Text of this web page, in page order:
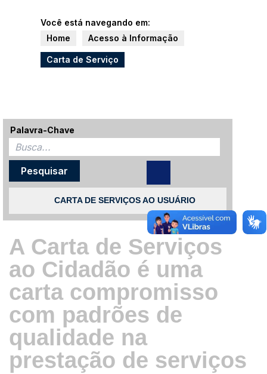
Você está navegando em:
Home
Acesso à Informação
Carta de Serviço
Palavra-Chave
CARTA DE SERVIÇOS AO USUÁRIO
A Carta de Serviços
ao Cidadão é uma
carta compromisso
com padrões de
qualidade na
prestação de serviços